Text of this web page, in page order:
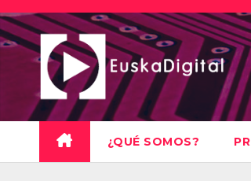
Saltar
al
contenido
¿QUÉ SOMOS?